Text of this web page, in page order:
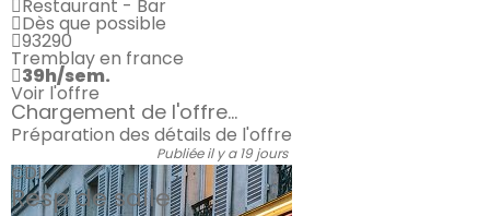
Restaurant - Bar
Dès que possible
93290
Tremblay en france
39h/sem.
Voir l'offre
Chargement de l'offre...
Préparation des détails de l'offre
Publiée il y a 19 jours
CDI
Resp de salle